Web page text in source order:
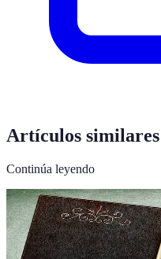
Artículos similares
Continúa leyendo